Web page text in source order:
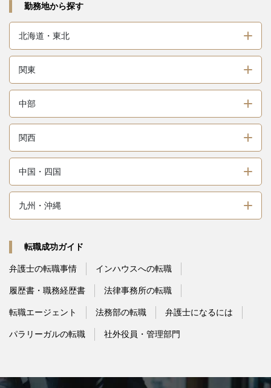
勤務地から探す
北海道・東北
関東
中部
関西
中国・四国
九州・沖縄
転職成功ガイド
弁護士の転職事情 インハウスへの転職
履歴書・職務経歴書 法律事務所の転職
転職エージェント 法務部の転職 弁護士になるには
パラリーガルの転職 社外役員・管理部門